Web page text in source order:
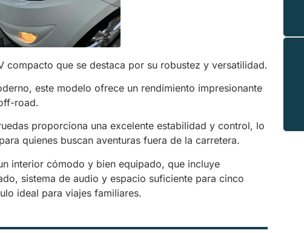
compacto que se destaca por su robustez y versatilidad.
este modelo ofrece un rendimiento impresionante
road.
proporciona una excelente estabilidad y control, lo
quienes buscan aventuras fuera de la carretera.
interior cómodo y bien equipado, que incluye
sistema de audio y espacio suficiente para cinco
ideal para viajes familiares.